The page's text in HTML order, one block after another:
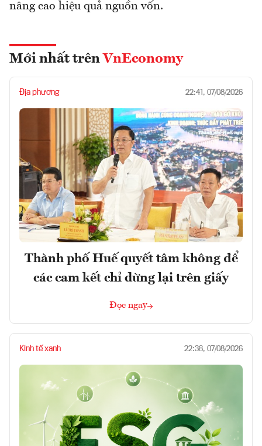
nâng cao hiệu quả nguồn vốn.
Mới nhất trên VnEconomy
Địa phương 22:41, 07/08/2026
Thành phố Huế quyết tâm không để
các cam kết chỉ dừng lại trên giấy
Đọc ngay
Kinh tế xanh 22:38, 07/08/2026